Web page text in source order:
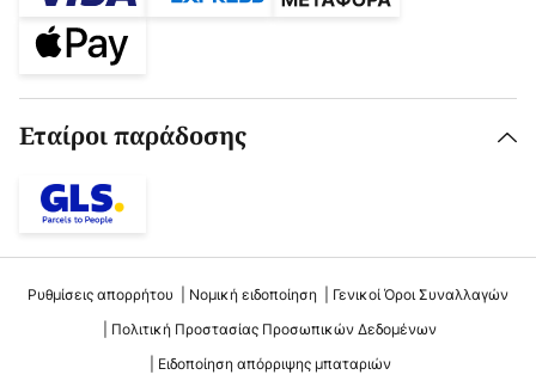
Εταίροι παράδοσης
Ρυθμίσεις απορρήτου Νομική ειδοποίηση
Γενικοί Όροι Συναλλαγών
Πολιτική Προστασίας Προσωπικών Δεδομένων
Ειδοποίηση απόρριψης μπαταριών